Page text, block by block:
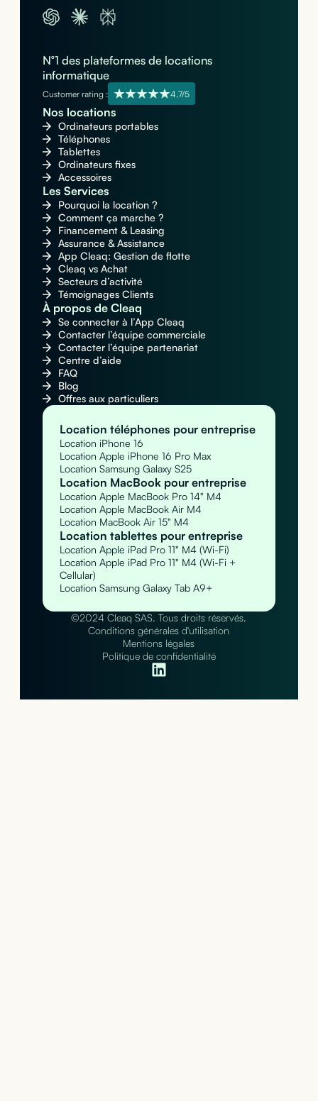
N°1 des plateformes de locations
informatique
Customer rating : 4,7/5
Nos locations
Ordinateurs portables
Téléphones
Tablettes
Ordinateurs fixes
Accessoires
Les Services
Pourquoi la location ?
Comment ça marche ?
Financement & Leasing
Assurance & Assistance
App Cleaq: Gestion de flotte
Cleaq vs Achat
Secteurs d’activité
Témoignages Clients
À propos de Cleaq
Se connecter à l’App Cleaq
Contacter l’équipe commerciale
Contacter l’équipe partenariat
Centre d’aide
FAQ
Blog
Offres aux particuliers
Location téléphones pour entreprise
Location iPhone 16
Location Apple iPhone 16 Pro Max
Location Samsung Galaxy S25
Location MacBook pour entreprise
Location Apple MacBook Pro 14" M4
Location Apple MacBook Air M4
Location MacBook Air 15" M4
Location tablettes pour entreprise
Location Apple iPad Pro 11" M4 (Wi-Fi)
Location Apple iPad Pro 11" M4 (Wi-Fi +
Cellular)
Location Samsung Galaxy Tab A9+
©2024 Cleaq SAS. Tous droits réservés.
Conditions générales d'utilisation
Mentions légales
Politique de confidentialité